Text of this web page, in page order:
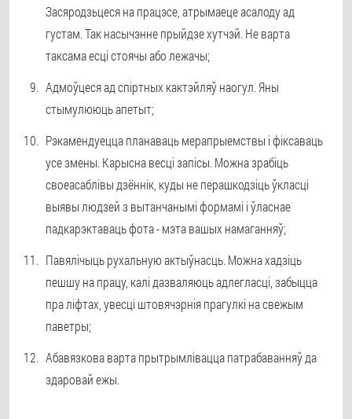
Засяродзьцеся на працэсе, атрымаеце асалоду ад
густам. Так насычэнне прыйдзе хутчэй. Не варта
таксама есці стоячы або лежачы;
Адмоўцеся ад спіртных кактэйляў наогул. Яны
стымулююць апетыт;
Рэкамендуецца планаваць мерапрыемствы і фіксаваць
усе змены. Карысна весці запісы. Можна зрабіць
своеасаблівы дзённік, куды не перашкодзіць ўкласці
выявы людзей з вытанчанымі формамі і ўласнае
падкарэктаваць фота - мэта вашых намаганняў;
Павялічыць рухальную актыўнасць. Можна хадзіць
пешшу на працу, калі дазваляюць адлегласці, забыцца
пра ліфтах, увесці штовячэрнія прагулкі на свежым
паветры;
Абавязкова варта прытрымлівацца патрабаванняў да
здаровай ежы.